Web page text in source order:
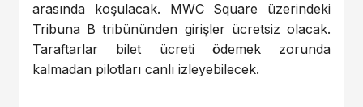
arasında koşulacak. MWC Square üzerindeki
Tribuna B tribününden girişler ücretsiz olacak.
Taraftarlar bilet ücreti ödemek zorunda
kalmadan pilotları canlı izleyebilecek.